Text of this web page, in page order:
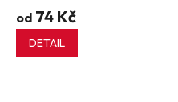
od 74 Kč
DETAIL